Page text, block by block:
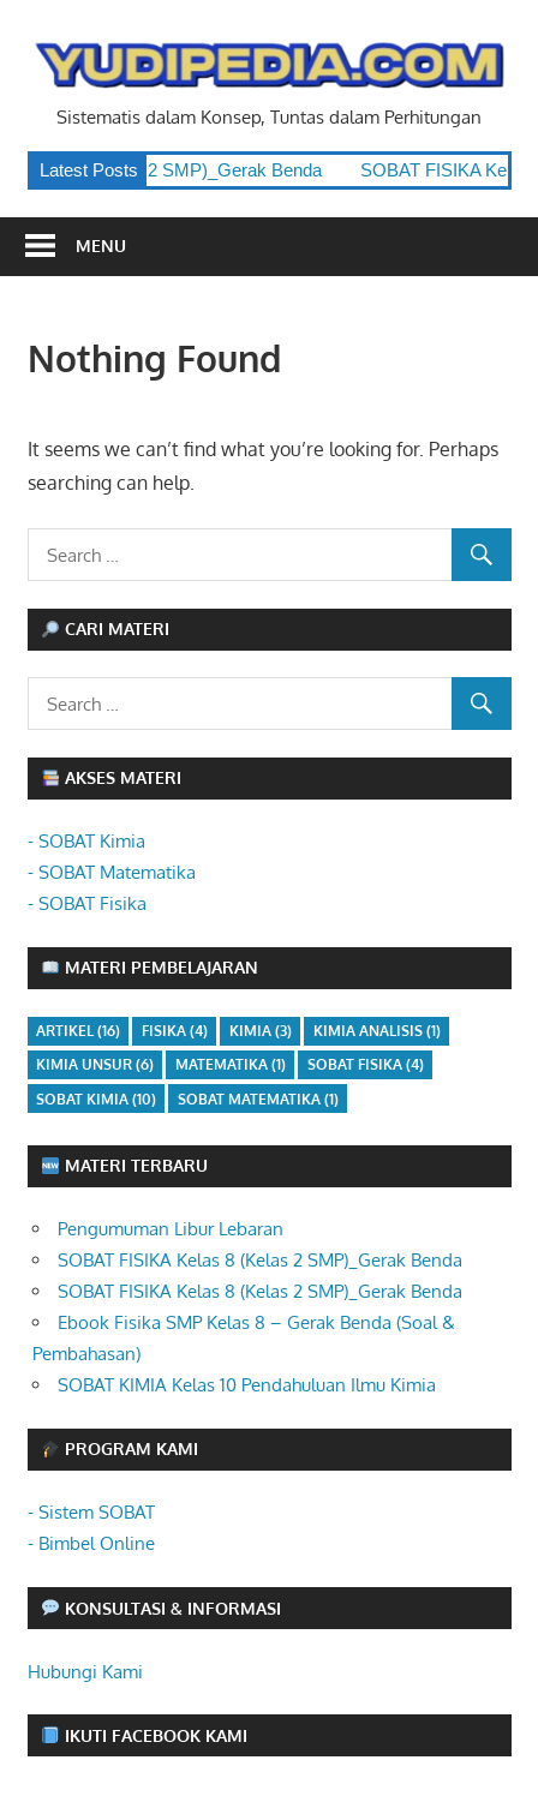
content
Sistematis dalam Konsep, Tuntas dalam Perhitungan
Latest Posts
Kelas 8 (Kelas 2 SMP)_Gerak Benda SOBAT FISIKA Kelas
MENU
Nothing Found
It seems we can’t find what you’re looking for. Perhaps
searching can help.
CARI MATERI
AKSES MATERI
- SOBAT Kimia
- SOBAT Matematika
- SOBAT Fisika
MATERI PEMBELAJARAN
ARTIKEL(16) FISIKA(4) KIMIA(3) KIMIA ANALISIS(1)
KIMIA UNSUR(6) MATEMATIKA(1) SOBAT FISIKA(4)
SOBAT KIMIA(10) SOBAT MATEMATIKA(1)
MATERI TERBARU
Pengumuman Libur Lebaran
SOBAT FISIKA Kelas 8 (Kelas 2 SMP)_Gerak Benda
SOBAT FISIKA Kelas 8 (Kelas 2 SMP)_Gerak Benda
Ebook Fisika SMP Kelas 8 – Gerak Benda (Soal &
Pembahasan)
SOBAT KIMIA Kelas 10 Pendahuluan Ilmu Kimia
PROGRAM KAMI
- Sistem SOBAT
- Bimbel Online
KONSULTASI & INFORMASI
Hubungi Kami
IKUTI FACEBOOK KAMI